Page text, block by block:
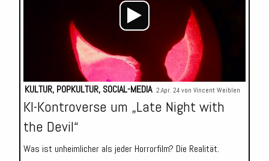
KULTUR, POPKULTUR, SOCIAL-MEDIA 2.Apr. 24 von Vincent Weiblen
KI-Kontroverse um „Late Night with
the Devil“
Was ist unheimlicher als jeder Horrorfilm? Die Realität.